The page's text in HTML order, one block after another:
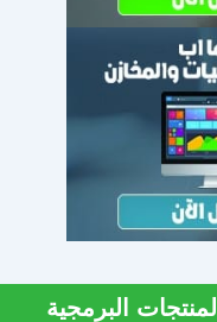
المنتجات البرمجية